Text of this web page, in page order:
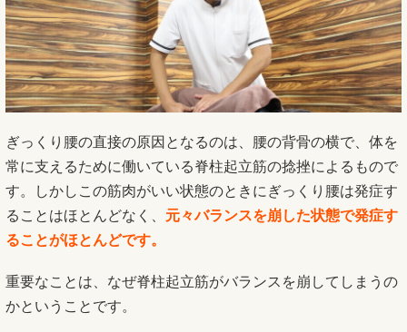
ぎっくり腰の直接の原因となるのは、腰の背骨の横で、体を
常に支えるために働いている脊柱起立筋の捻挫によるもので
す。しかしこの筋肉がいい状態のときにぎっくり腰は発症す
ることはほとんどなく、 元々バランスを崩した状態で発症す
ることがほとんどです。
重要なことは、なぜ脊柱起立筋がバランスを崩してしまうの
かということです。